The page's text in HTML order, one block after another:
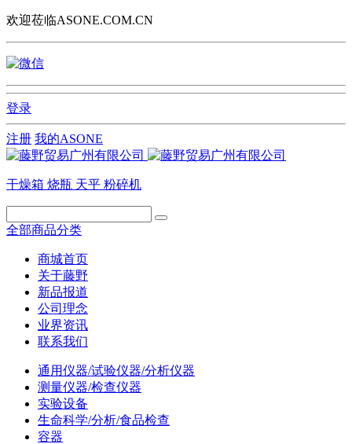
欢迎莅临ASONE.COM.CN
登录
注册 我的ASONE
干燥箱 烧瓶 天平 粉碎机
全部商品分类
商城首页
关于藤野
新品报道
公司理念
业界资讯
联系我们
通用仪器/试验仪器/分析仪器
测量仪器/检查仪器
实验设备
生命科学/分析/食品检查
容器